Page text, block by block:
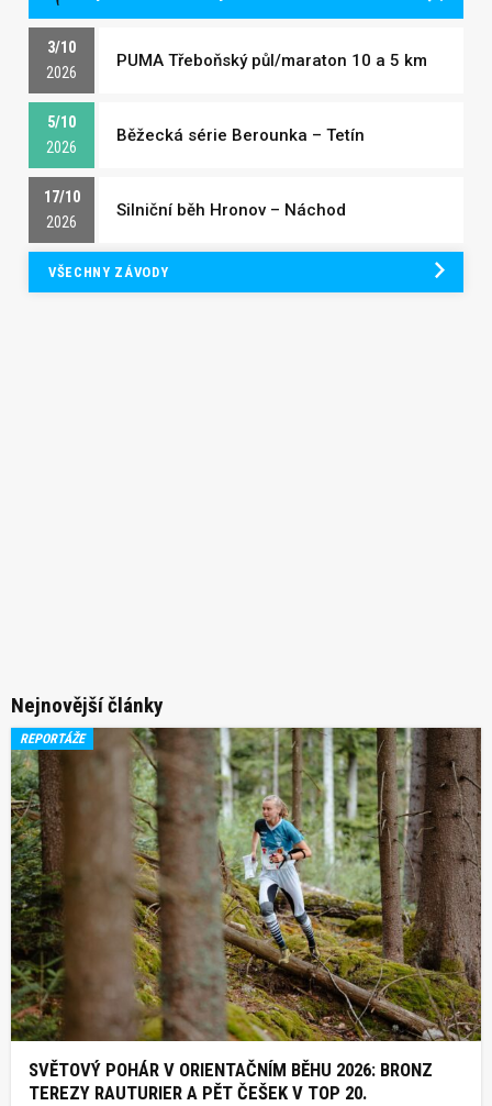
3/10
2026
PUMA Třeboňský půl/maraton 10 a 5 km
5/10
2026
Běžecká série Berounka – Tetín
17/10
2026
Silniční běh Hronov – Náchod
VŠECHNY ZÁVODY
Nejnovější články
REPORTÁŽE
SVĚTOVÝ POHÁR V ORIENTAČNÍM BĚHU 2026: BRONZ
TEREZY RAUTURIER A PĚT ČEŠEK V TOP 20.